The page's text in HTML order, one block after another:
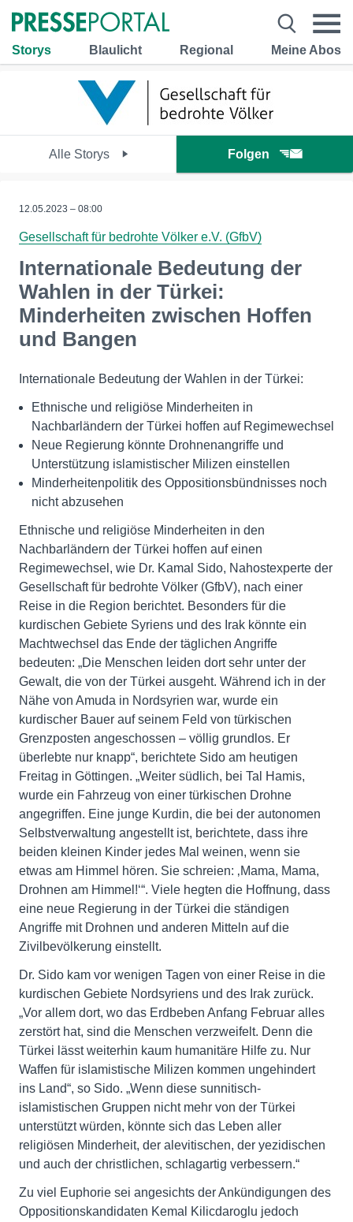
Storys Blaulicht Regional Meine Abos
Alle Storys Folgen
12.05.2023 – 08:00
Gesellschaft für bedrohte Völker e.V. (GfbV)
Internationale Bedeutung der
Wahlen in der Türkei:
Minderheiten zwischen Hoffen
und Bangen
Internationale Bedeutung der Wahlen in der Türkei:
Ethnische und religiöse Minderheiten in
Nachbarländern der Türkei hoffen auf Regimewechsel
Neue Regierung könnte Drohnenangriffe und
Unterstützung islamistischer Milizen einstellen
Minderheitenpolitik des Oppositionsbündnisses noch
nicht abzusehen
Ethnische und religiöse Minderheiten in den
Nachbarländern der Türkei hoffen auf einen
Regimewechsel, wie Dr. Kamal Sido, Nahostexperte der
Gesellschaft für bedrohte Völker (GfbV), nach einer
Reise in die Region berichtet. Besonders für die
kurdischen Gebiete Syriens und des Irak könnte ein
Machtwechsel das Ende der täglichen Angriffe
bedeuten: „Die Menschen leiden dort sehr unter der
Gewalt, die von der Türkei ausgeht. Während ich in der
Nähe von Amuda in Nordsyrien war, wurde ein
kurdischer Bauer auf seinem Feld von türkischen
Grenzposten angeschossen – völlig grundlos. Er
überlebte nur knapp“, berichtete Sido am heutigen
Freitag in Göttingen. „Weiter südlich, bei Tal Hamis,
wurde ein Fahrzeug von einer türkischen Drohne
angegriffen. Eine junge Kurdin, die bei der autonomen
Selbstverwaltung angestellt ist, berichtete, dass ihre
beiden kleinen Kinder jedes Mal weinen, wenn sie
etwas am Himmel hören. Sie schreien: ‚Mama, Mama,
Drohnen am Himmel!‘“. Viele hegten die Hoffnung, dass
eine neue Regierung in der Türkei die ständigen
Angriffe mit Drohnen und anderen Mitteln auf die
Zivilbevölkerung einstellt.
Dr. Sido kam vor wenigen Tagen von einer Reise in die
kurdischen Gebiete Nordsyriens und des Irak zurück.
„Vor allem dort, wo das Erdbeben Anfang Februar alles
zerstört hat, sind die Menschen verzweifelt. Denn die
Türkei lässt weiterhin kaum humanitäre Hilfe zu. Nur
Waffen für islamistische Milizen kommen ungehindert
ins Land“, so Sido. „Wenn diese sunnitisch-
islamistischen Gruppen nicht mehr von der Türkei
unterstützt würden, könnte sich das Leben aller
religiösen Minderheit, der alevitischen, der yezidischen
und auch der christlichen, schlagartig verbessern.“
Zu viel Euphorie sei angesichts der Ankündigungen des
Oppositionskandidaten Kemal Kilicdaroglu jedoch